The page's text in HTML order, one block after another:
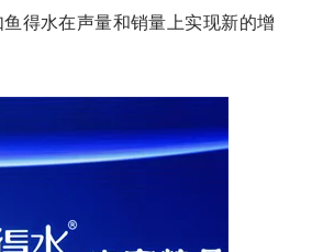
得水在声量和销量上实现新的增